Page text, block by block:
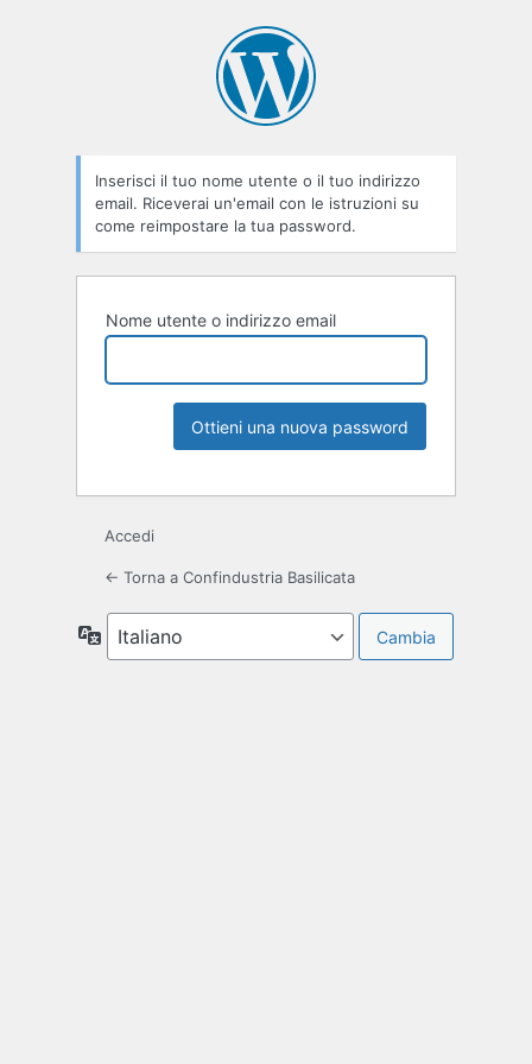
Inserisci il tuo nome utente o il tuo indirizzo
email. Riceverai un'email con le istruzioni su
come reimpostare la tua password.
Nome utente o indirizzo email
Accedi
← Torna a Confindustria Basilicata
Lingua